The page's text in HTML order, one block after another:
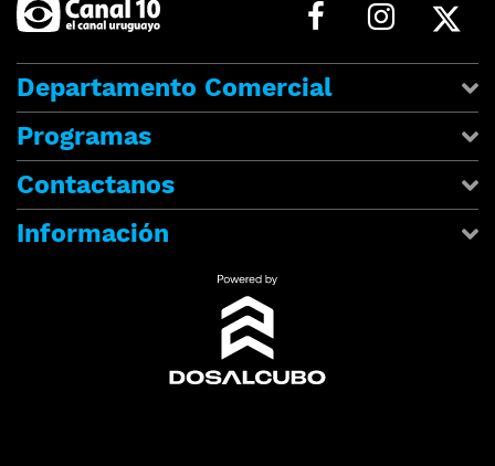
Departamento Comercial
Programas
Contactanos
Información